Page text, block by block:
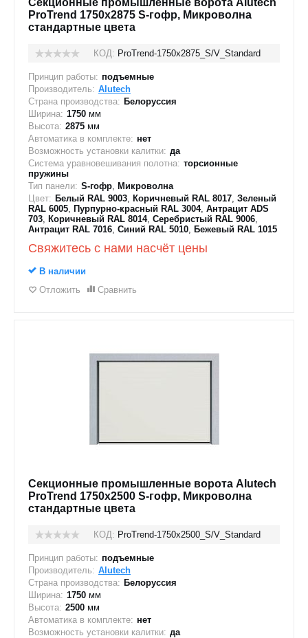
Секционные промышленные ворота Alutech
ProTrend 1750х2875 S-гофр, Микроволна
стандартные цвета
КОД: ProTrend-1750х2875_S/V_Standard
Принцип работы: подъемные
Производитель: Alutech
Страна производства: Белоруссия
Ширина: 1750 мм
Высота: 2875 мм
Автоматика в комплекте: нет
Возможность установки калитки: да
Система уравновешивания полотна: торсионные
пружины
Тип панели: S-гофр, Микроволна
Цвет: Белый RAL 9003, Коричневый RAL 8017, Зеленый
RAL 6005, Пурпурно-красный RAL 3004, Антрацит ADS
703, Коричневый RAL 8014, Серебристый RAL 9006,
Антрацит RAL 7016, Синий RAL 5010, Бежевый RAL 1015
Свяжитесь с нами насчёт цены
В наличии
Отложить
Сравнить
Секционные промышленные ворота Alutech
ProTrend 1750х2500 S-гофр, Микроволна
стандартные цвета
КОД: ProTrend-1750х2500_S/V_Standard
Принцип работы: подъемные
Производитель: Alutech
Страна производства: Белоруссия
Ширина: 1750 мм
Высота: 2500 мм
Автоматика в комплекте: нет
Возможность установки калитки: да